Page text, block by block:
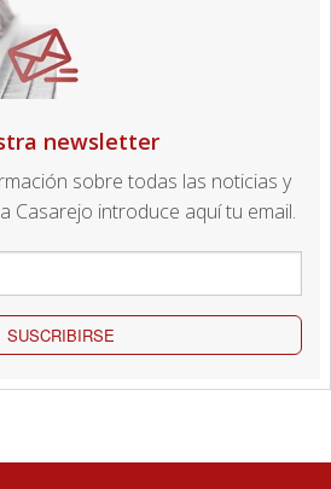
newsletter
sobre todas las noticias y
Casarejo introduce aquí tu email.
SUSCRIBIRSE